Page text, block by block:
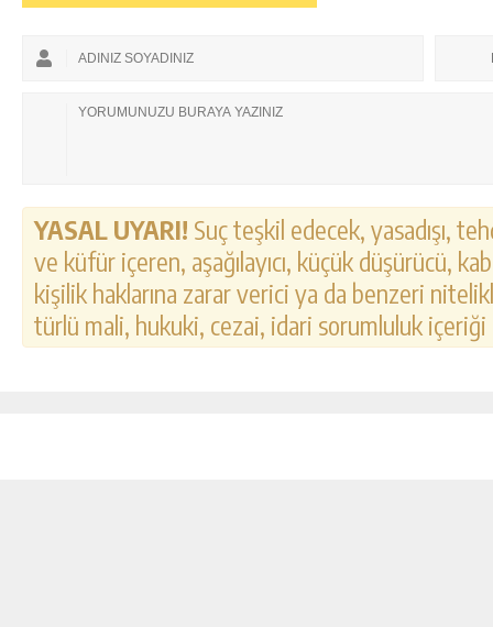
YASAL UYARI! Suç teşkil edecek, yasadışı,
ve küfür içeren, aşağılayıcı, küçük düşürücü,
kişilik haklarına zarar verici ya da benzeri
türlü mali, hukuki, cezai, idari sorumluluk